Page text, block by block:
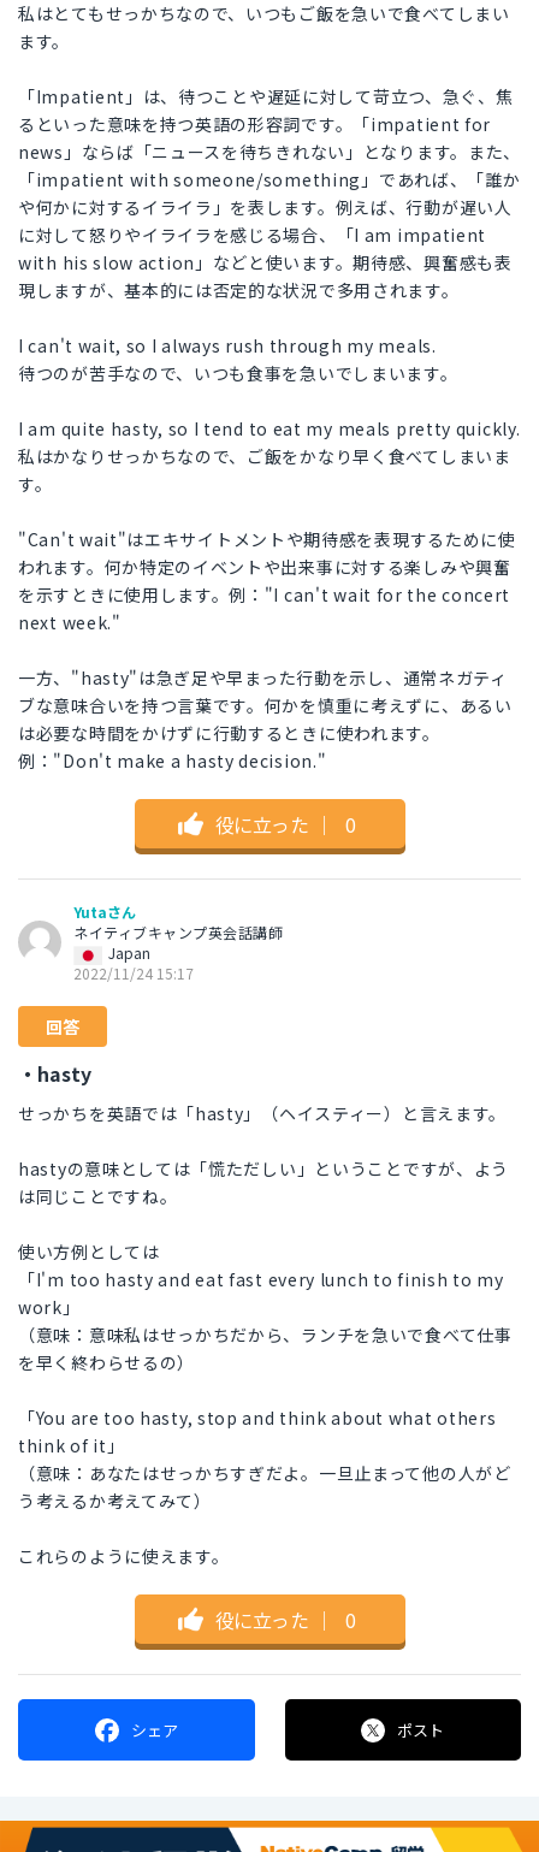
私はとてもせっかちなので、いつもご飯を急いで食べてしまい
ます。
「Impatient」は、待つことや遅延に対して苛立つ、急ぐ、焦
るといった意味を持つ英語の形容詞です。「impatient for
news」ならば「ニュースを待ちきれない」となります。また、
「impatient with someone/something」であれば、「誰か
や何かに対するイライラ」を表します。例えば、行動が遅い人
に対して怒りやイライラを感じる場合、「I am impatient
with his slow action」などと使います。期待感、興奮感も表
現しますが、基本的には否定的な状況で多用されます。
I can't wait, so I always rush through my meals.
待つのが苦手なので、いつも食事を急いでしまいます。
I am quite hasty, so I tend to eat my meals pretty quickly.
私はかなりせっかちなので、ご飯をかなり早く食べてしまいま
す。
"Can't wait"はエキサイトメントや期待感を表現するために使
われます。何か特定のイベントや出来事に対する楽しみや興奮
を示すときに使用します。例："I can't wait for the concert
next week."
一方、"hasty"は急ぎ足や早まった行動を示し、通常ネガティ
ブな意味合いを持つ言葉です。何かを慎重に考えずに、あるい
は必要な時間をかけずに行動するときに使われます。
例："Don't make a hasty decision."
役に立った ｜ 0
Yutaさん
ネイティブキャンプ英会話講師
Japan
2022/11/24 15:17
回答
・hasty
せっかちを英語では「hasty」（ヘイスティー）と言えます。
hastyの意味としては「慌ただしい」ということですが、よう
は同じことですね。
使い方例としては
「I'm too hasty and eat fast every lunch to finish to my
work」
（意味：意味私はせっかちだから、ランチを急いで食べて仕事
を早く終わらせるの）
「You are too hasty, stop and think about what others
think of it」
（意味：あなたはせっかちすぎだよ。一旦止まって他の人がど
う考えるか考えてみて）
これらのように使えます。
役に立った ｜ 0
シェア ポスト